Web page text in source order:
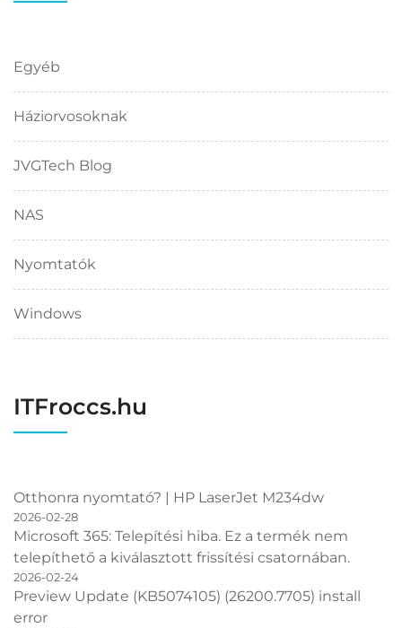
Egyéb
Háziorvosoknak
JVGTech Blog
NAS
Nyomtatók
Windows
ITFroccs.hu
Otthonra nyomtató? | HP LaserJet M234dw
2026-02-28
Microsoft 365: Telepítési hiba. Ez a termék nem
telepíthető a kiválasztott frissítési csatornában.
2026-02-24
Preview Update (KB5074105) (26200.7705) install
error